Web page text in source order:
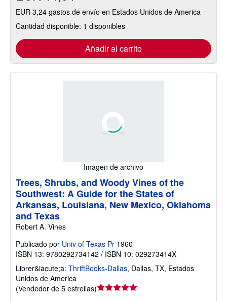
EUR 3,24 gastos de envío en Estados Unidos de America
Cantidad disponible: 1 disponibles
Añadir al carrito
Imagen de archivo
Trees, Shrubs, and Woody Vines of the
Southwest: A Guide for the States of
Arkansas, Louisiana, New Mexico, Oklahoma
and Texas
Robert A. Vines
Publicado por Univ of Texas Pr 1960
ISBN 13: 9780292734142 / ISBN 10: 029273414X
Librer&iacute;a: ThriftBooks-Dallas, Dallas, TX, Estados
Unidos de America
(Vendedor de 5 estrellas)Calificación